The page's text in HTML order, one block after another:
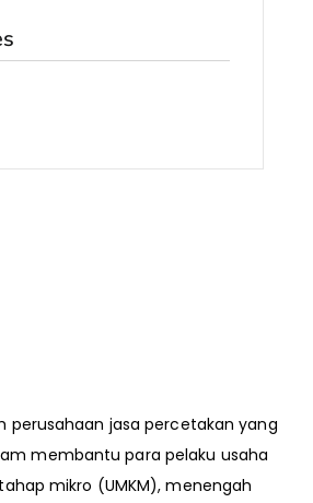
perusahaan jasa percetakan yang
membantu para pelaku usaha
mikro (UMKM), menengah